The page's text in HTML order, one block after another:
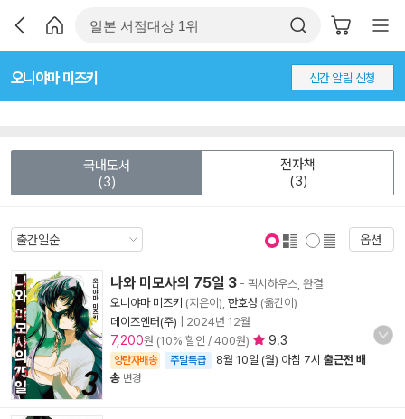
오니야마 미즈키 신간 알림 신청
국내도서
(3)
전자책
(3)
옵션
나와 미모사의 75일 3 - 픽시하우스, 완결
오니야마 미즈키 (지은이), 한호성 (옮긴이)
데이즈엔터(주)
2024년 12월
7,200원 (10% 할인 / 400원) 9.3
양탄자배송 주말특급 8월 10일 (월) 아침 7시 출근전 배
송 변경